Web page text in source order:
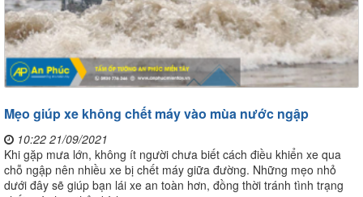
Mẹo giúp xe không chết máy vào mùa nước ngập
10:22 21/09/2021
Khi gặp mưa lớn, không ít người chưa biết cách điều khiển xe qua
chỗ ngập nên nhiều xe bị chết máy giữa đường. Những mẹo nhỏ
dưới đây sẽ giúp bạn lái xe an toàn hơn, đồng thời tránh tình trạng